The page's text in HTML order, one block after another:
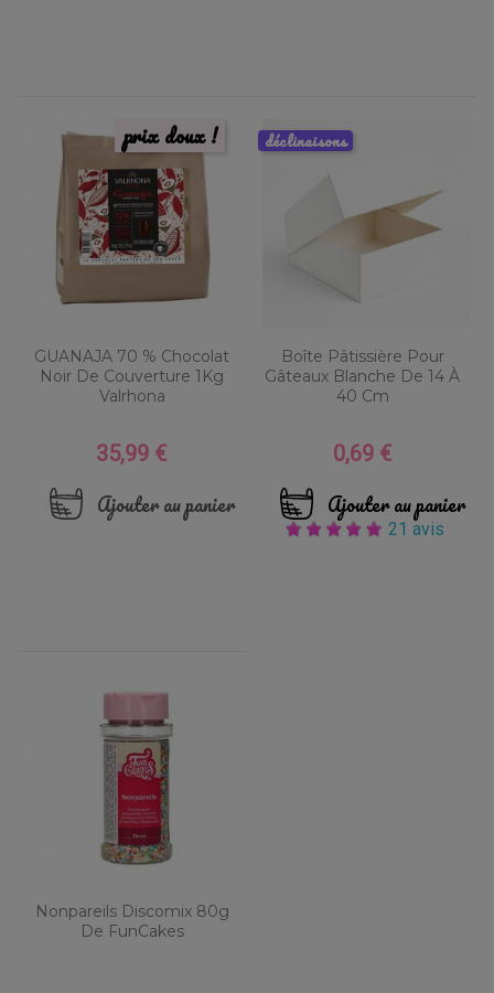
GUANAJA 70 % Chocolat
Noir De Couverture 1Kg
Valrhona
Prix
35,99 €
Ajouter au panier
prix doux !
Boîte Pâtissière Pour
Gâteaux Blanche De 14 À
40 Cm
Prix
0,69 €
Ajouter au panier
21 avis
déclinaisons
Nonpareils Discomix 80g
De FunCakes